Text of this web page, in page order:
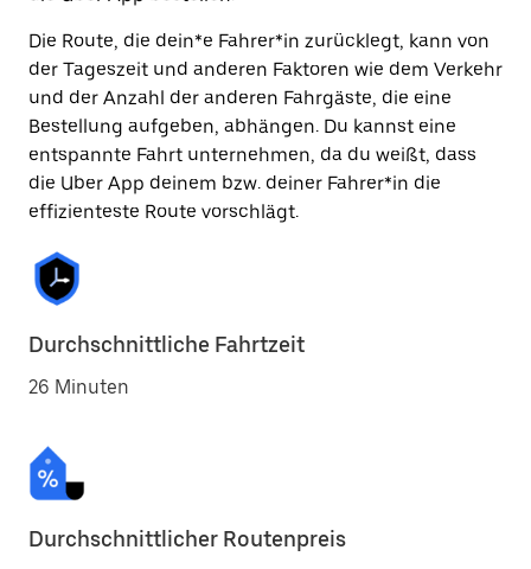
Die Route, die dein*e Fahrer*in zurücklegt, kann von
der Tageszeit und anderen Faktoren wie dem Verkehr
und der Anzahl der anderen Fahrgäste, die eine
Bestellung aufgeben, abhängen. Du kannst eine
entspannte Fahrt unternehmen, da du weißt, dass
die Uber App deinem bzw. deiner Fahrer*in die
effizienteste Route vorschlägt.
Durchschnittliche Fahrtzeit
26 Minuten
Durchschnittlicher Routenpreis